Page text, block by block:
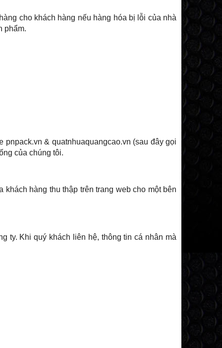
cho khách hàng nếu hàng hóa bị lỗi của nhà
phẩm.
& quatnhuaquangcao.vn (sau đây gọi
của chúng tôi.
hàng thu thập trên trang web cho một bên
ty. Khi quý khách liên hệ, thông tin cá nhân mà